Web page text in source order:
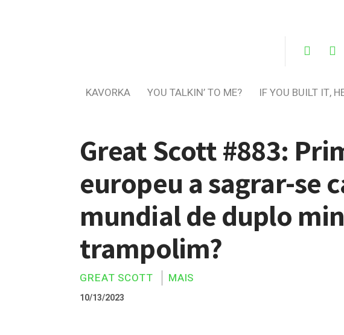
KAVORKA YOU TALKIN’ TO ME? IF YOU BUILT IT,
Great Scott #883:
europeu a sagrar-se
mundial de duplo
trampolim?
GREAT SCOTT MAIS
10/13/2023